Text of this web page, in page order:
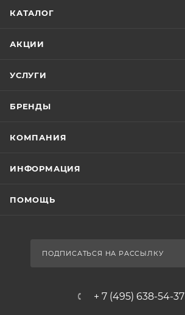
КАТАЛОГ
АКЦИИ
УСЛУГИ
БРЕНДЫ
КОМПАНИЯ
ИНФОРМАЦИЯ
ПОМОЩЬ
ПОДПИСАТЬСЯ НА РАССЫЛКУ
+ 7 (495) 638-54-37